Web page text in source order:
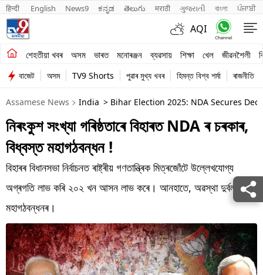
हिन्दी English News9 ಕನ್ನಡ తెలుగు मराठी ગુજરાતી বাংলা ਪੰਜਾਬੀ
AQI
শেহতীয়া খবৰ অসম ভাৰত মনোৰঞ্জন ব্যৱসায় শিক্ষা খেল জীৱনশৈলী
শেহতীয়া খবৰ
অসম
ভাৰত
মনোৰঞ্জন
ব্যৱসায়
শিক্ষা
খেল
জীৱনশৈলী
বিশ্ব
বাজেট অসম TV9 Shorts পুৱাৰ মুখ্য খবৰ হিমন্ত বিশ্ব শৰ্মা ৰাজনীতি
Assamese News India > Bihar Election 2025: NDA Secures
নিৰংকুশ সংখ্যা গৰিষ্ঠতাৰে বিহাৰত NDA ৰ চৰকাৰ,
বিধ্বস্ত মহাগঠবন্ধন !
বিহাৰৰ বিধানসভা নিৰ্বাচনত ৰাষ্ট্ৰীয় গণতান্ত্ৰিক মিত্ৰজোঁটে উল্লেখযোগ্য
অগ্ৰগতি লাভ কৰি ২০২ খন আসন লাভ কৰে। আনহাতে, অৱস্থা দুৰ্বল
মহাগঠবন্ধনৰ।